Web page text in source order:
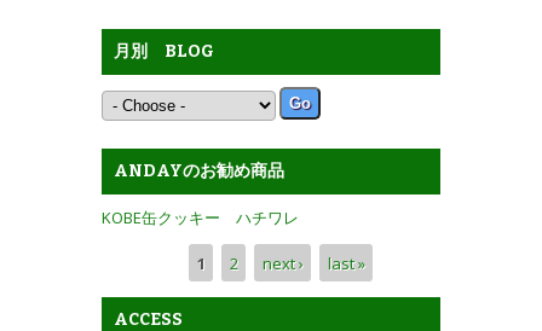
月別 BLOG
ANDAYのお勧め商品
KOBE缶クッキー ハチワレ
1 2 next › last »
ACCESS